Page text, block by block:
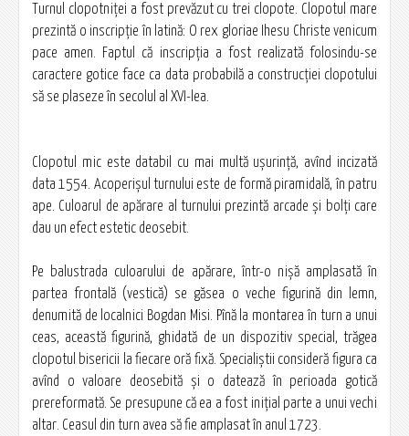
Turnul clopotniţei a fost prevăzut cu trei clopote. Clopotul mare
prezintă o inscripţie în latină: O rex gloriae Ihesu Christe venicum
pace amen. Faptul că inscripţia a fost realizată folosindu-se
caractere gotice face ca data probabilă a construcţiei clopotului
să se plaseze în secolul al XVI-lea.
Clopotul mic este databil cu mai multă uşurinţă, avînd incizată
data 1554. Acoperişul turnului este de formă piramidală, în patru
ape. Culoarul de apărare al turnului prezintă arcade şi bolţi care
dau un efect estetic deosebit.
Pe balustrada culoarului de apărare, într-o nişă amplasată în
partea frontală (vestică) se găsea o veche figurină din lemn,
denumită de localnici Bogdan Misi. Pînă la montarea în turn a unui
ceas, această figurină, ghidată de un dispozitiv special, trăgea
clopotul bisericii la fiecare oră fixă. Specialiştii consideră figura ca
avînd o valoare deosebită şi o datează în perioada gotică
prereformată. Se presupune că ea a fost iniţial parte a unui vechi
altar. Ceasul din turn avea să fie amplasat în anul 1723.